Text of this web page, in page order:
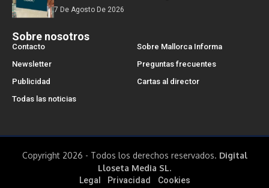
7 De Agosto De 2026
Sobre nosotros
Contacto
Sobre Mallorca Informa
Newsletter
Preguntas frecuentes
Publicidad
Cartas al director
Todas las noticias
Copyright 2026 - Todos los derechos reservados. Digital
Lloseta Media SL.
Legal Privacidad Cookies